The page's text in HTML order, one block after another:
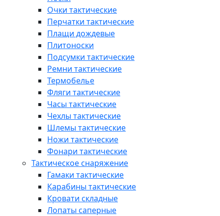
Очки тактические
Перчатки тактические
Плащи дождевые
Плитоноски
Подсумки тактические
Ремни тактические
Термобелье
Фляги тактические
Часы тактические
Чехлы тактические
Шлемы тактические
Ножи тактические
Фонари тактические
Тактическое снаряжение
Гамаки тактические
Карабины тактические
Кровати складные
Лопаты саперные